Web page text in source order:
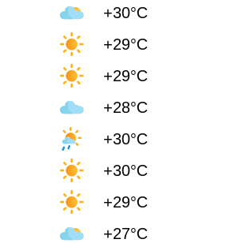
+30°C
+29°C
+29°C
+28°C
+30°C
+30°C
+29°C
+27°C